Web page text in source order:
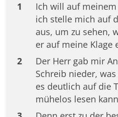
1
Ich will auf
ich stelle mich auf
aus, um zu sehen,
er auf meine Klage
2
Der Herr gab mir
Schreib nieder,
es deutlich auf die
mühelos lesen